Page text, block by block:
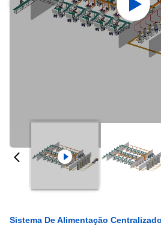
Sistema De Alimentação